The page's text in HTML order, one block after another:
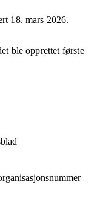
18. mars 2026.
ble opprettet første